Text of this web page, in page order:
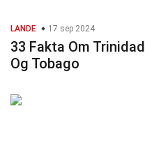
LANDE 17 sep 2024
33 Fakta Om Trinidad
Og Tobago